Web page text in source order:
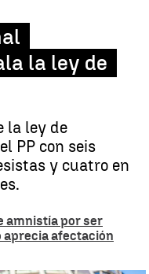
la ley de
la ley de
PP con seis
y cuatro en
amnistía por ser
aprecia afectación